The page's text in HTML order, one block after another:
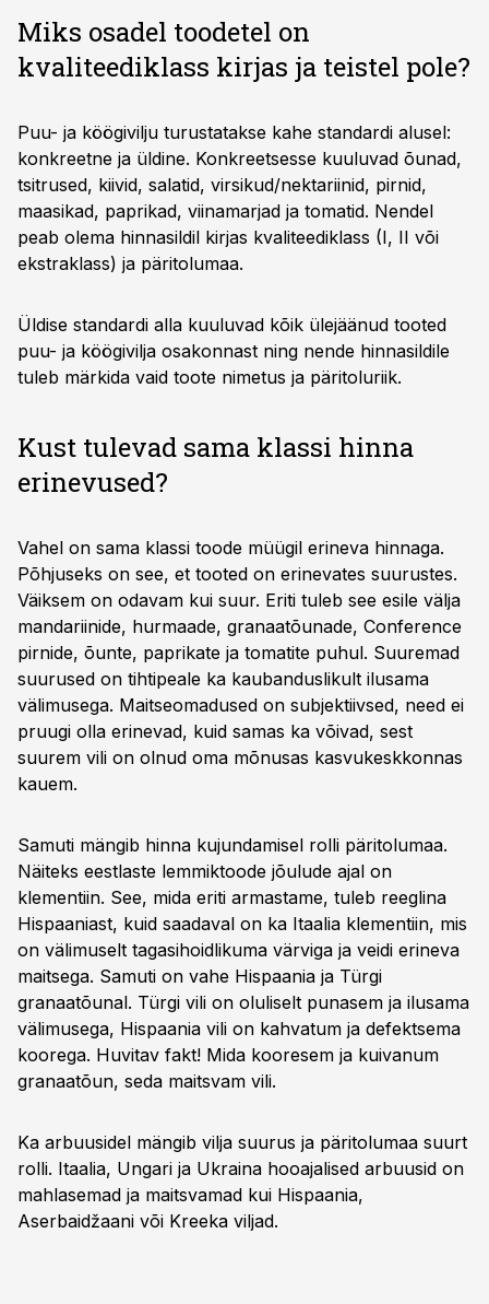
Miks osadel toodetel on
kvaliteediklass kirjas ja teistel pole?
Puu- ja köögivilju turustatakse kahe standardi alusel:
konkreetne ja üldine. Konkreetsesse kuuluvad õunad,
tsitrused, kiivid, salatid, virsikud/nektariinid, pirnid,
maasikad, paprikad, viinamarjad ja tomatid. Nendel
peab olema hinnasildil kirjas kvaliteediklass (I, II või
ekstraklass) ja päritolumaa.
Üldise standardi alla kuuluvad kõik ülejäänud tooted
puu- ja köögivilja osakonnast ning nende hinnasildile
tuleb märkida vaid toote nimetus ja päritoluriik.
Kust tulevad sama klassi hinna
erinevused?
Vahel on sama klassi toode müügil erineva hinnaga.
Põhjuseks on see, et tooted on erinevates suurustes.
Väiksem on odavam kui suur. Eriti tuleb see esile välja
mandariinide, hurmaade, granaatõunade, Conference
pirnide, õunte, paprikate ja tomatite puhul. Suuremad
suurused on tihtipeale ka kaubanduslikult ilusama
välimusega. Maitseomadused on subjektiivsed, need ei
pruugi olla erinevad, kuid samas ka võivad, sest
suurem vili on olnud oma mõnusas kasvukeskkonnas
kauem.
Samuti mängib hinna kujundamisel rolli päritolumaa.
Näiteks eestlaste lemmiktoode jõulude ajal on
klementiin. See, mida eriti armastame, tuleb reeglina
Hispaaniast, kuid saadaval on ka Itaalia klementiin, mis
on välimuselt tagasihoidlikuma värviga ja veidi erineva
maitsega. Samuti on vahe Hispaania ja Türgi
granaatõunal. Türgi vili on oluliselt punasem ja ilusama
välimusega, Hispaania vili on kahvatum ja defektsema
koorega. Huvitav fakt! Mida kooresem ja kuivanum
granaatõun, seda maitsvam vili.
Ka arbuusidel mängib vilja suurus ja päritolumaa suurt
rolli. Itaalia, Ungari ja Ukraina hooajalised arbuusid on
mahlasemad ja maitsvamad kui Hispaania,
Aserbaidžaani või Kreeka viljad.